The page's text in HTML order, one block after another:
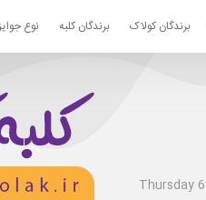
برندگان کولاک برندگان کلبه نوع